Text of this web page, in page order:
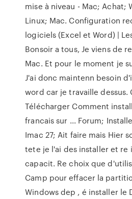
mise à niveau - Mac; Achat;
Linux; Mac. Configuration
logiciels (Excel et Word) |
Bonsoir a tous, Je viens de
Mac. Et pour le moment je
J'ai donc maintenn besoin
word car je travaille
Télécharger Comment
francais sur ... Forum;
Imac 27; Ait faire mais Hier
tete je l'ai des installer et re
capacit. Re choix que
Camp pour effacer la
Windows dep , é installer le